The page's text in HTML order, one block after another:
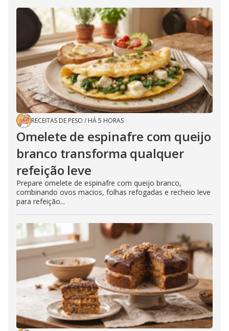
RECEITAS DE PESO / HÁ 5 HORAS
Omelete de espinafre com queijo
branco transforma qualquer
refeição leve
Prepare omelete de espinafre com queijo branco,
combinando ovos macios, folhas refogadas e recheio leve
para refeição...